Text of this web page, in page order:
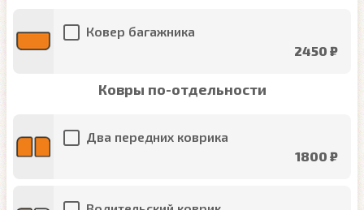
Ковер багажника
2450 ₽
Ковры по-отдельности
Два передних коврика
1800 ₽